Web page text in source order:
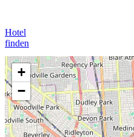
Hotel
finden
+
−